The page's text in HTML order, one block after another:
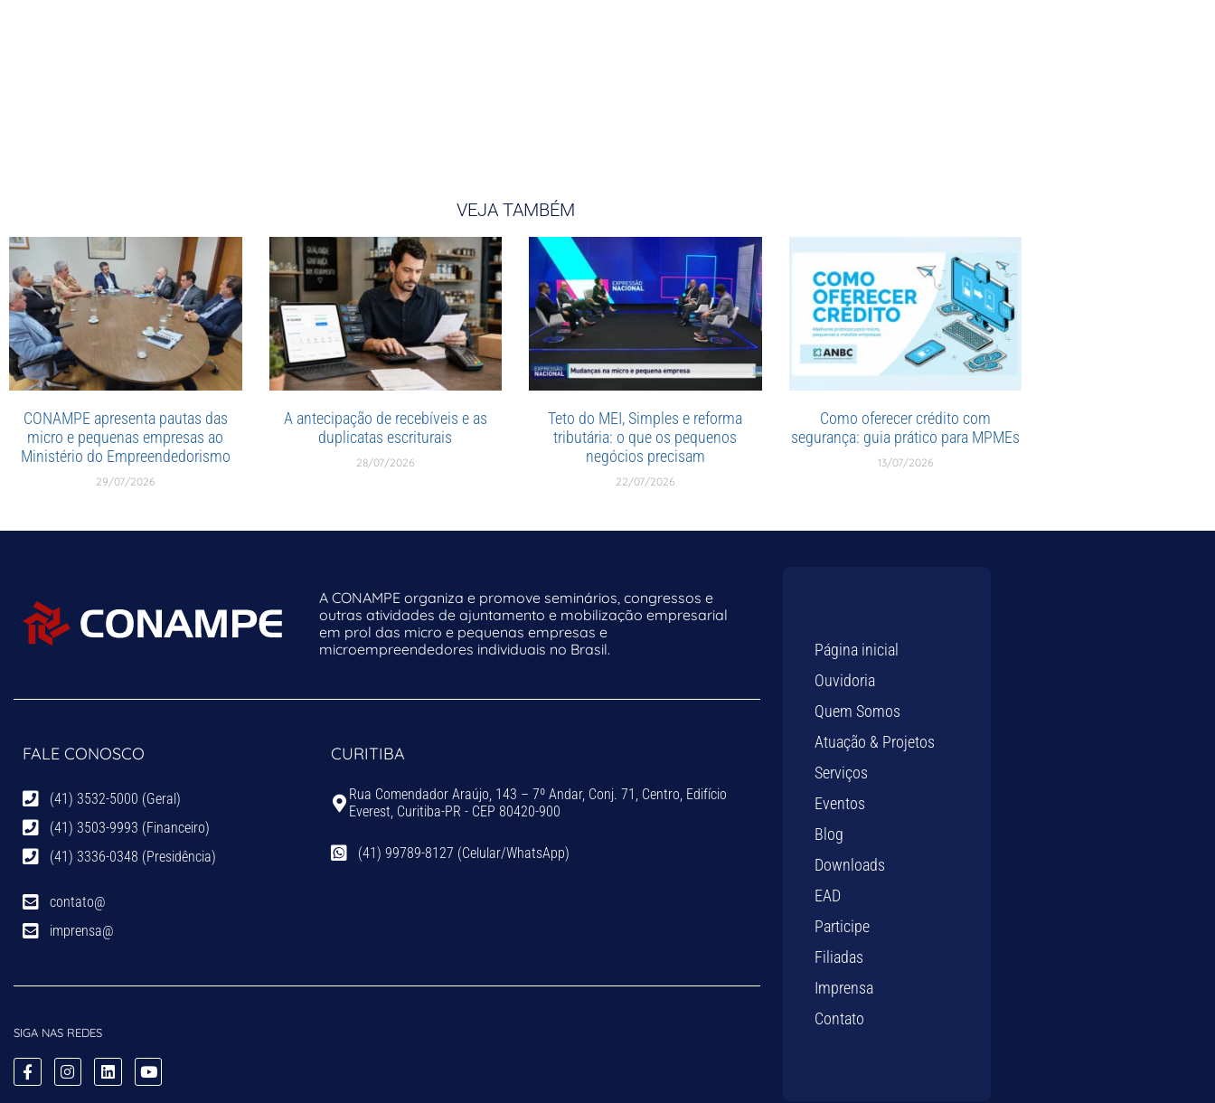
VEJA TAMBÉM
CONAMPE apresenta pautas das
micro e pequenas empresas ao
Ministério do Empreendedorismo
29/07/2026
A antecipação de recebíveis e as
duplicatas escriturais
28/07/2026
Teto do MEI, Simples e reforma
tributária: o que os pequenos
negócios precisam
22/07/2026
Como oferecer crédito com
segurança: guia prático para MPMEs
13/07/2026
A CONAMPE organiza e promove seminários, congressos e
outras atividades de ajuntamento e mobilização empresarial
em prol das micro e pequenas empresas e
microempreendedores individuais no Brasil.
FALE CONOSCO
(41) 3532-5000 (Geral)
(41) 3503-9993 (Financeiro)
(41) 3336-0348 (Presidência)
contato@
imprensa@
CURITIBA
Rua Comendador Araújo, 143 – 7º Andar, Conj. 71, Centro, Edifício
Everest, Curitiba-PR - CEP 80420-900
(41) 99789-8127 (Celular/WhatsApp)
SIGA NAS REDES
Página inicial
Ouvidoria
Quem Somos
Atuação & Projetos
Serviços
Eventos
Blog
Downloads
EAD
Participe
Filiadas
Imprensa
Contato